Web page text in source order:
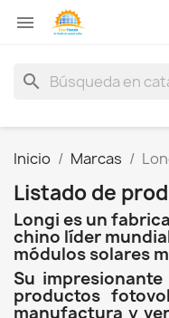

search
Inicio Marcas
Listado de
Longi es un
chino líder
módulos solares
Su
productos
manufactura y